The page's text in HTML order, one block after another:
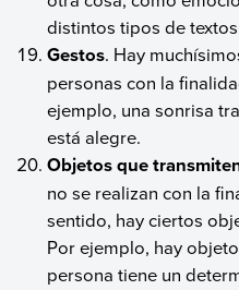
distintos tipos de
Gestos. Hay
personas con la
ejemplo, una sonrisa
está alegre.
Objetos que
no se realizan con la
sentido, hay ciertos
Por ejemplo, hay
persona tiene un